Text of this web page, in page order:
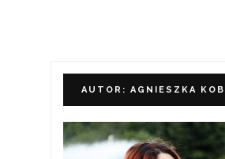
AUTOR: AGNIESZKA